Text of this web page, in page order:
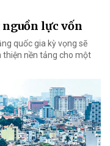
nguồn lực vốn
quốc gia kỳ vọng sẽ
thiện nền tảng cho một